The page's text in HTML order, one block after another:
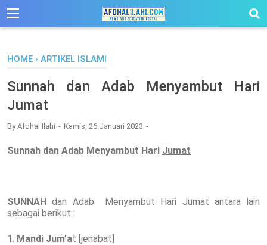
-->
HOME › ARTIKEL ISLAMI
Sunnah dan Adab Menyambut Hari
Jumat
ByAfdhal Ilahi Kamis, 26 Januari 2023
Sunnah dan Adab Menyambut Hari Jumat
SUNNAH dan Adab Menyambut Hari Jumat antara lain
sebagai berikut :
1. Mandi Jum’at [jenabat]